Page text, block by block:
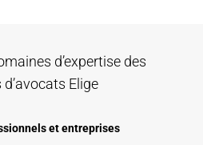
d’expertise des
Elige
et entreprises